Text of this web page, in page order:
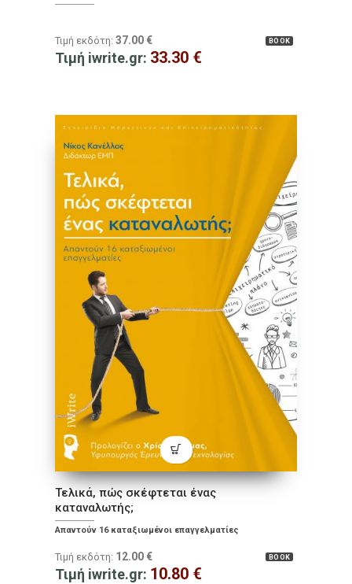
BOOK
Τιμή εκδότη: 37.00 €
Τιμή iwrite.gr: 33.30 €
Τελικά, πώς σκέφτεται ένας
καταναλωτής;
Απαντούν 16 καταξιωμένοι επαγγελματίες
BOOK
Τιμή εκδότη: 12.00 €
Τιμή iwrite.gr: 10.80 €